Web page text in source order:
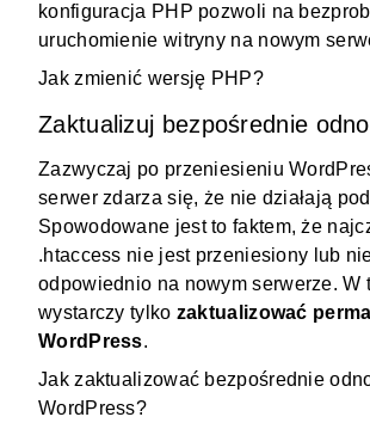
konfiguracja PHP pozwoli na
uruchomienie witryny na nowym
Jak zmienić wersję PHP?
Zaktualizuj bezpośrednie
Zazwyczaj po przeniesieniu
serwer zdarza się, że nie działają
Spowodowane jest to faktem, że
.htaccess nie jest przeniesiony lub
odpowiednio na nowym serwerze. W
wystarczy tylko zaktualizować
WordPress.
Jak zaktualizować bezpośrednie
WordPress?